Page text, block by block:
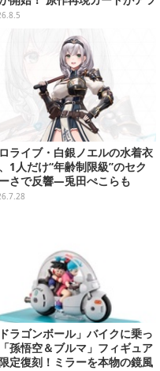
ペシャルパック
ライブ・白銀ノエルの水着衣
1人だけ“年齢制限級”のセク
さで反響―兎田ぺこらも
、こんなことが許されていい
ドラゴンボール」バイクに乗っ
孫悟空＆ブルマ」フィギュア
定復刻！ミラーを本物の鏡風